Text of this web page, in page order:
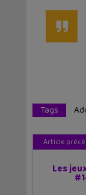
Tags
Article
Les